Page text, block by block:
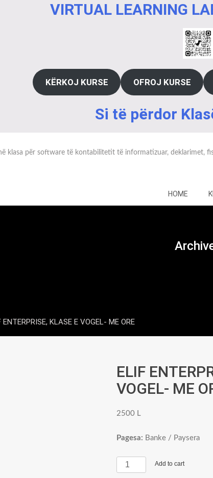
VIRTUAL LEARNING
KËRKOJ KURSE OFROJ KURSE
Si të përdor
klasa për software të kontabilitetit të informatizuar, deklarimet,
HOME
ENTERPRISE, KLASE E VOGEL- ME ORE
ELIF
VOGEL- ME
2500 L
Pagesa: Banke / Paysera
ELIF
ENTERPRISE,
Add to cart